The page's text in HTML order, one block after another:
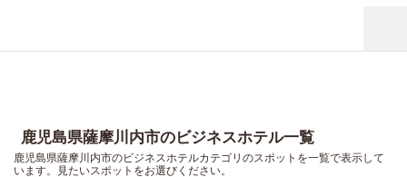
鹿児島県薩摩川内市のビジネスホテル一覧
鹿児島県薩摩川内市のビジネスホテルカテゴリのスポットを一覧で表示して
います。見たいスポットをお選びください。